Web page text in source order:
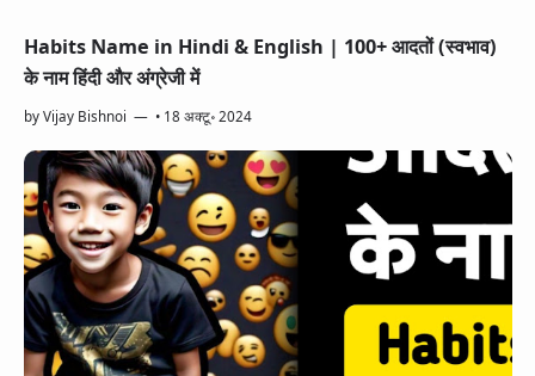
Habits Name in Hindi & English | 100+ आदतों (स्वभाव)
के नाम हिंदी और अंग्रेजी में
byVijay Bishnoi • 18 अक्टू॰ 2024